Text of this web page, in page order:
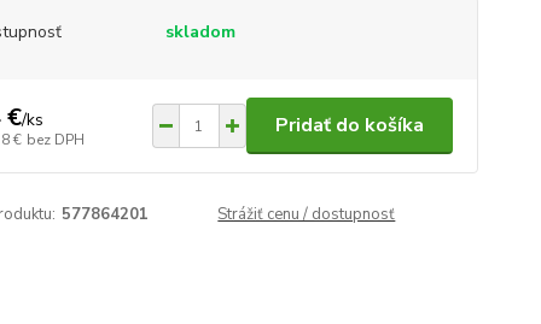
skladom
€/ks
€ bez DPH
Pridať do košíka
577864201 Strážiť cenu / dostupnosť